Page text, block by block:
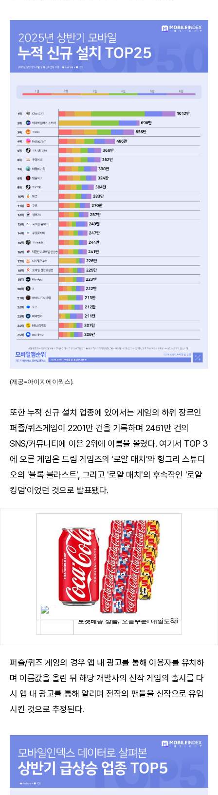
(제공=아이지에이웍스).
또한 누적 신규 설치 업종에 있어서는 게임의 하위 장르인
퍼즐/퀴즈게임이 2201만 건을 기록하며 2461만 건의
SNS/커뮤니티에 이은 2위에 이름을 올렸다. 여기서 TOP 3
에 오른 게임은 드림 게임즈의 '로얄 매치'와 헝그리 스튜디
오의 '블록 블라스트', 그리고 '로얄 매치'의 후속작인 '로얄
킹덤'이었던 것으로 발표됐다.
퍼즐/퀴즈 게임의 경우 앱 내 광고를 통해 이용자를 유치하
며 이름값을 올린 뒤 해당 개발사의 신작 게임의 출시를 다
시 앱 내 광고를 통해 알리며 전작의 팬들을 신작으로 유입
시킨 것으로 추정된다.